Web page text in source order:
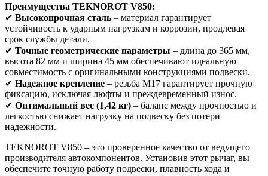
Преимущества TEKNOROT V850:
✔ Высокопрочная сталь – материал гарантирует
устойчивость к ударным нагрузкам и коррозии, продлевая
срок службы детали.
✔ Точные геометрические параметры – длина до 365 мм,
высота 82 мм и ширина 45 мм обеспечивают идеальную
совместимость с оригинальными конструкциями подвески.
✔ Надежное крепление – резьба M17 гарантирует прочную
фиксацию, исключая люфты и преждевременный износ.
✔ Оптимальный вес (1,42 кг) – баланс между прочностью и
легкостью снижает нагрузку на подвеску без потери
надежности.
TEKNOROT V850 – это проверенное качество от ведущего
производителя автокомпонентов. Установив этот рычаг, вы
обеспечите точную работу подвески, плавность хода и